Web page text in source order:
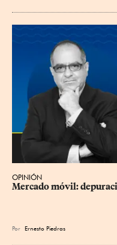
OPINIÓN
Mercado móvil:
Por Ernesto Piedras